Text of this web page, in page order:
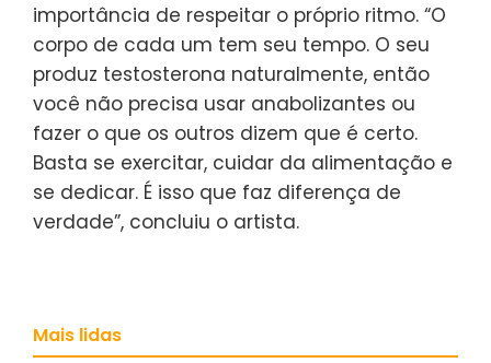
importância de respeitar o próprio ritmo. “O
corpo de cada um tem seu tempo. O seu
produz testosterona naturalmente, então
você não precisa usar anabolizantes ou
fazer o que os outros dizem que é certo.
Basta se exercitar, cuidar da alimentação e
se dedicar. É isso que faz diferença de
verdade”, concluiu o artista.
Mais lidas